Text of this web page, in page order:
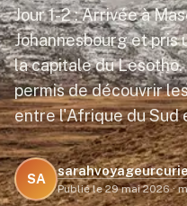
Jour 1-2 : Arrivée à
Johannesbourg et pris
la capitale du
permis de découvrir
entre l'Afrique du Sud
SA
Publié le 29 mai 2026·